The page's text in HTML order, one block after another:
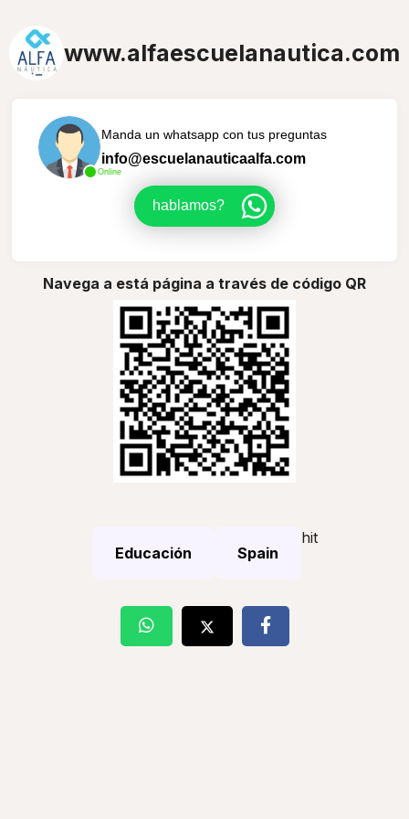
www.alfaescuelanautica.com
Online
Manda un whatsapp con tus preguntas
info@escuelanauticaalfa.com
hablamos?
Navega a está página a través de código QR
Educación Spain
hit